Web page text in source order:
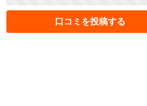
口コミを投稿する